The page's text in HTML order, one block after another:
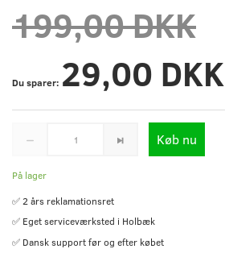
199,00 DKK
Du sparer: 29,00 DKK
Køb nu
På lager
✅ 2 års reklamationsret
✅ Eget serviceværksted i Holbæk
✅ Dansk support før og efter købet